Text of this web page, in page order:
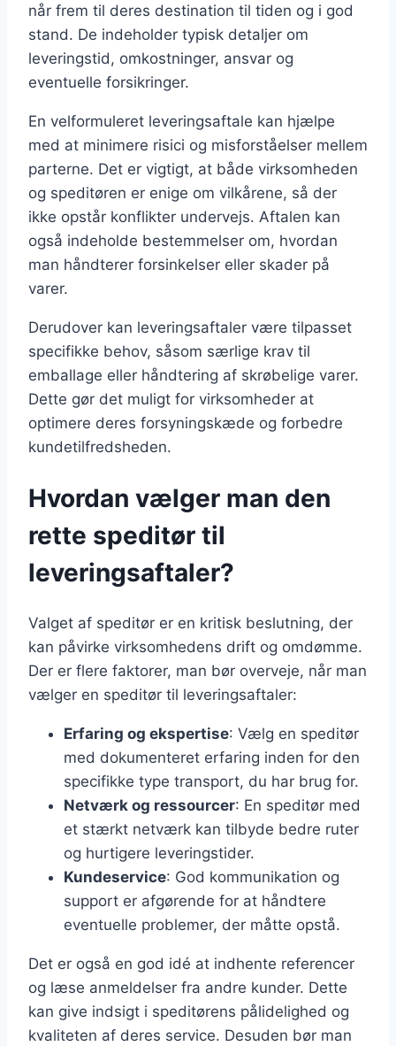
når frem til deres destination til tiden og i god
stand. De indeholder typisk detaljer om
leveringstid, omkostninger, ansvar og
eventuelle forsikringer.
En velformuleret leveringsaftale kan hjælpe
med at minimere risici og misforståelser mellem
parterne. Det er vigtigt, at både virksomheden
og speditøren er enige om vilkårene, så der
ikke opstår konflikter undervejs. Aftalen kan
også indeholde bestemmelser om, hvordan
man håndterer forsinkelser eller skader på
varer.
Derudover kan leveringsaftaler være tilpasset
specifikke behov, såsom særlige krav til
emballage eller håndtering af skrøbelige varer.
Dette gør det muligt for virksomheder at
optimere deres forsyningskæde og forbedre
kundetilfredsheden.
Hvordan vælger man den
rette speditør til
leveringsaftaler?
Valget af speditør er en kritisk beslutning, der
kan påvirke virksomhedens drift og omdømme.
Der er flere faktorer, man bør overveje, når man
vælger en speditør til leveringsaftaler:
Erfaring og ekspertise: Vælg en speditør
med dokumenteret erfaring inden for den
specifikke type transport, du har brug for.
Netværk og ressourcer: En speditør med
et stærkt netværk kan tilbyde bedre ruter
og hurtigere leveringstider.
Kundeservice: God kommunikation og
support er afgørende for at håndtere
eventuelle problemer, der måtte opstå.
Det er også en god idé at indhente referencer
og læse anmeldelser fra andre kunder. Dette
kan give indsigt i speditørens pålidelighed og
kvaliteten af deres service. Desuden bør man